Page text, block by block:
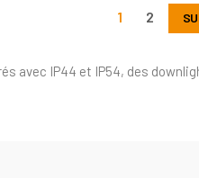
1 2
avec IP44 et IP54, des